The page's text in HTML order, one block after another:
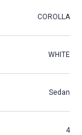
COROLLA
WHITE
Sedan
4